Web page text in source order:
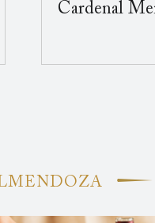
Cardenal